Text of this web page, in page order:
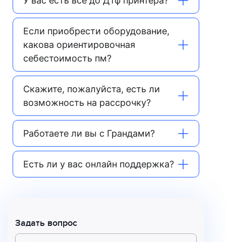
Если приобрести оборудование,
какова ориентировочная
себестоимость пм?
Скажите, пожалуйста, есть ли
возможность на рассрочку?
Работаете ли вы с Грандами?
Есть ли у вас онлайн поддержка?
Задать вопрос